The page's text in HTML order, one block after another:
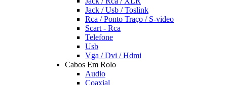
Jack / Usb / Toslink
Rca / Ponto Traço / S-video
Scart - Rca
Telefone
Usb
Vga / Dvi / Hdmi
Cabos Em Rolo
Audio
Coaxial